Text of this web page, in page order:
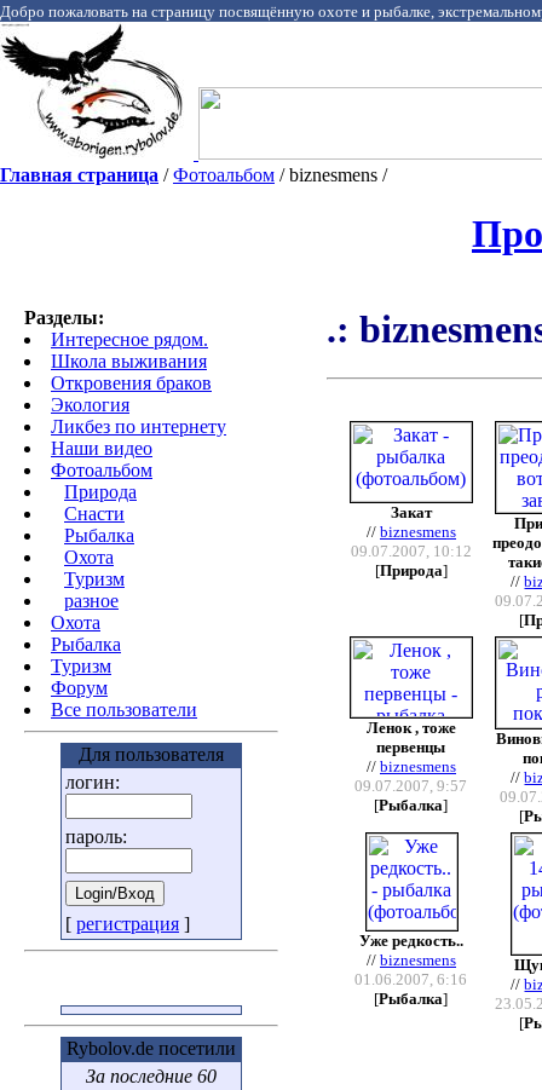
Добро пожаловать на страницу посвящённую охоте и рыбалке,
Главная страница /Фотоальбом / biznesmens /
Разделы:
Интересное рядом.
Школа выживания
Откровения браков
Экология
Ликбез по интернету
Наши видео
Фотоальбом
Природа
Cнасти
Рыбалка
Охота
Туризм
разное
Охота
Pыбалка
Туризм
Форум
Все пользователи
Для пользователя
логин:
пароль:
[ регистрация ]
Rybolov.de посетили
За последние 60
.:
Закат
// biznesmens
09.07.2007, 10:12
[Природа]
//
[
Ленок , тоже
первенцы
// biznesmens
09.07.2007, 9:57
[Рыбалка]
//
[
Уже редкость..
// biznesmens
01.06.2007, 6:16
[Рыбалка]
//
[